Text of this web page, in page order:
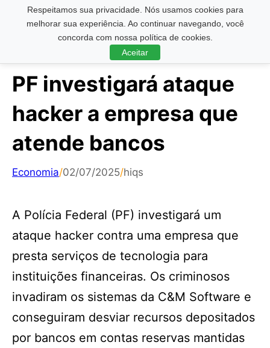
Respeitamos sua privacidade. Nós usamos cookies para
melhorar sua experiência. Ao continuar navegando, você
concorda com nossa política de cookies.
Aceitar
Pesquisar ...
PF investigará ataque
hacker a empresa que
atende bancos
Economia/02/07/2025/hiqs
A Polícia Federal (PF) investigará um
ataque hacker contra uma empresa que
presta serviços de tecnologia para
instituições financeiras. Os criminosos
invadiram os sistemas da C&M Software e
conseguiram desviar recursos depositados
por bancos em contas reservas mantidas